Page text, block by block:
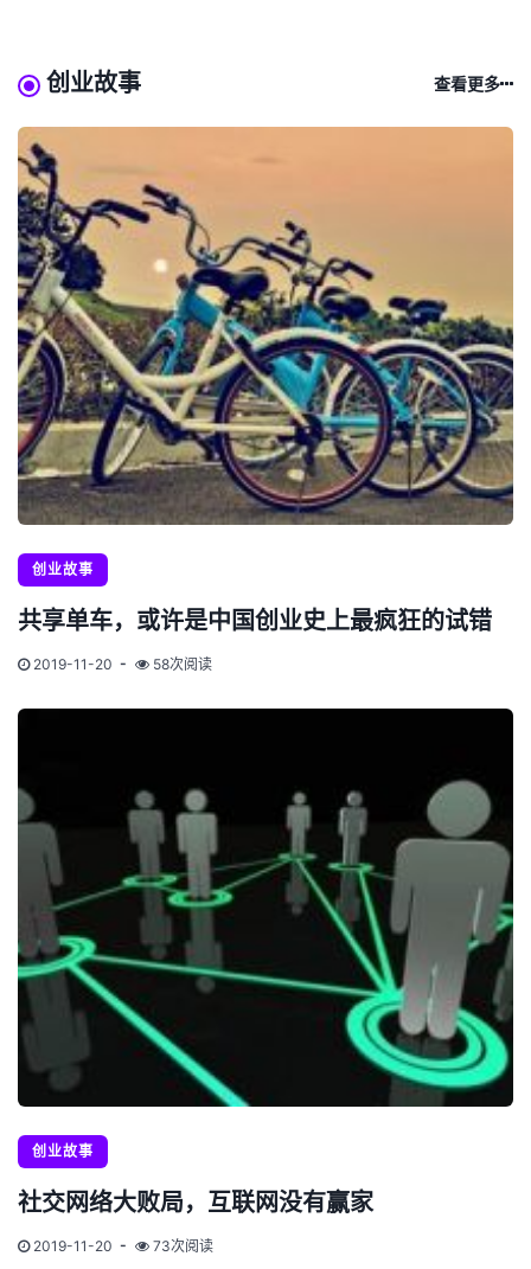
创业故事 查看更多
创业故事
共享单车，或许是中国创业史上最疯狂的试错
2019-11-20 58次阅读
创业故事
社交网络大败局，互联网没有赢家
2019-11-20 73次阅读